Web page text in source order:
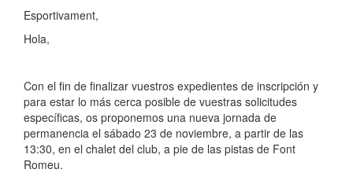
Esportivament,
Hola,
Con el fin de finalizar vuestros expedientes de inscripción y
para estar lo más cerca posible de vuestras solicitudes
específicas, os proponemos una nueva jornada de
permanencia el sábado 23 de noviembre, a partir de las
13:30, en el chalet del club, a pie de las pistas de Font
Romeu.